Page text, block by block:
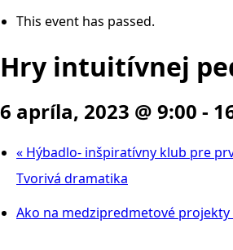
This event has passed.
Hry intuitívnej
6 apríla, 2023 @ 9:00 -
« Hýbadlo- inšpiratívny klub pre
Tvorivá dramatika
Ako na medzipredmetové projekty